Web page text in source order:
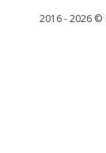
2016 - 2026 ©